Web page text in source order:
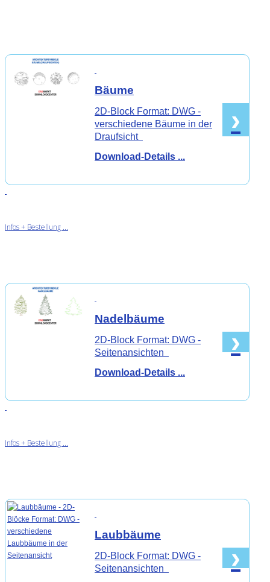
Bäume
2D-Block Format: DWG -
verschiedene Bäume in der
Draufsicht
Download-Details ...
›
Infos + Bestellung ...
Nadelbäume
2D-Block Format: DWG -
Seitenansichten
Download-Details ...
›
Infos + Bestellung ...
Laubbäume
2D-Block Format: DWG -
Seitenansichten
›